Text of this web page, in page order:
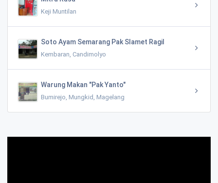
Keji Muntilan
Soto Ayam Semarang Pak Slamet Ragil
Kembaran, Candimolyo
Warung Makan "Pak Yanto"
Bumirejo, Mungkid, Magelang